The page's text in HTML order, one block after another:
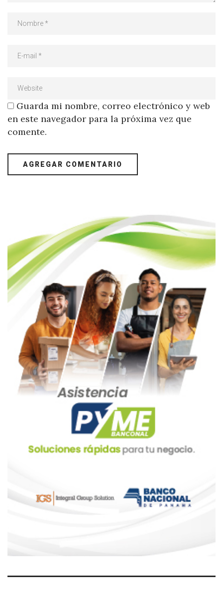
Guarda mi nombre, correo electrónico y web
en este navegador para la próxima vez que
comente.